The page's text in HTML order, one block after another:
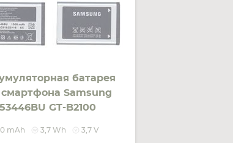
батарея
Samsung
GT-B2100
3.7Wh
mAh 3,7 Wh 3,7 V